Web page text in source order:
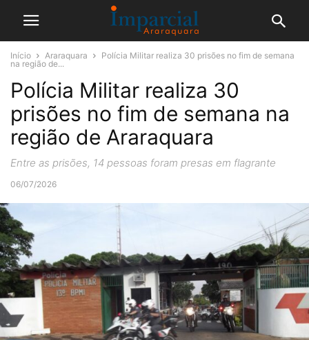
Início Araraquara
Polícia Militar realiza 30 prisões no fim de semana
na região de...
Polícia Militar realiza 30
prisões no fim de semana na
região de Araraquara
Entre as prisões, 14 pessoas foram presas em flagrante
06/07/2026